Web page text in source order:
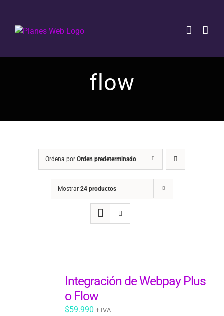
contenido
flow
Ordena por Orden predeterminado
Mostrar 24 productos
Integración de Webpay Plus
o Flow
$59.990 + IVA